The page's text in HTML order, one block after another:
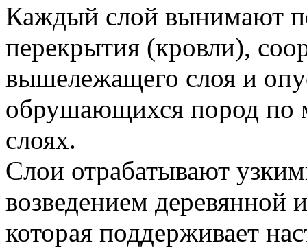
Каждый слой вынимают
перекрытия (кровли),
вышележащего слоя и
обрушающихся пород по
слоях.
Слои отрабатывают
возведением деревянной
которая поддерживает